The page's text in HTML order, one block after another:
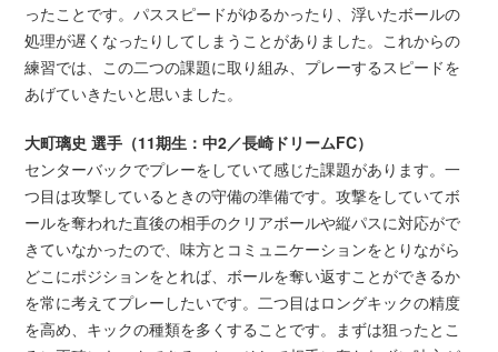
ったことです。パススピードがゆるかったり、浮いたボールの
処理が遅くなったりしてしまうことがありました。これからの
練習では、この二つの課題に取り組み、プレーするスピードを
あげていきたいと思いました。
大町璃史 選手（11期生：中2／長崎ドリームFC）
センターバックでプレーをしていて感じた課題があります。一
つ目は攻撃しているときの守備の準備です。攻撃をしていてボ
ールを奪われた直後の相手のクリアボールや縦パスに対応がで
きていなかったので、味方とコミュニケーションをとりながら
どこにポジションをとれば、ボールを奪い返すことができるか
を常に考えてプレーしたいです。二つ目はロングキックの精度
を高め、キックの種類を多くすることです。まずは狙ったとこ